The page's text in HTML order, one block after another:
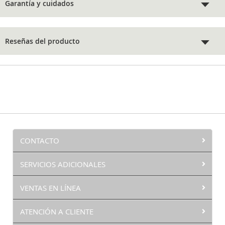
Garantía y cuidados
Reseñas del producto
CONTACTO
SERVICIOS ADICIONALES
VENTAS EN LÍNEA
ATENCIÓN A CLIENTE